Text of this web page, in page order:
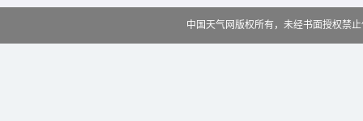
中国天气网版权所有，未经书面授权